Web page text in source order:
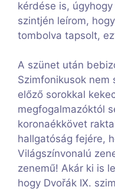
kérdése is,
szintjén leírom,
tombolva tapsolt,
A szünet után
Szimfonikusok nem
előző sorokkal
megfogalmazóktól
koronaékkövet
hallgatóság fejére,
Világszínvonalú
zenemű! Akár ki is
hogy Dvořák IX.